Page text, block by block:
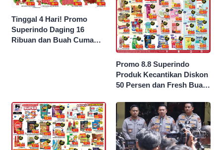
Tinggal 4 Hari! Promo
Superindo Daging 16
Ribuan dan Buah Cuma
Promo 8.8 Superindo
Produk Kecantikan Diskon
50 Persen dan Fresh Buah